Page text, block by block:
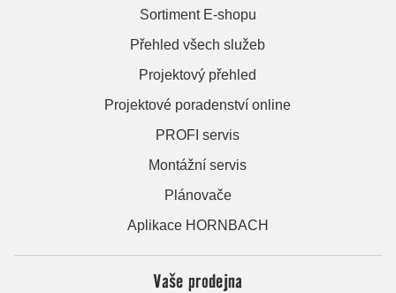
Sortiment E-shopu
Přehled všech služeb
Projektový přehled
Projektové poradenství online
PROFI servis
Montážní servis
Plánovače
Aplikace HORNBACH
Vaše prodejna